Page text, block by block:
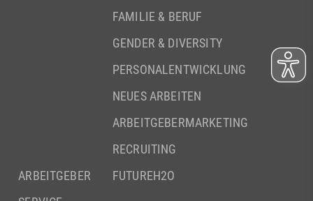
ARBEITGEBER
FAMILIE & BERUF
GENDER & DIVERSITY
PERSONALENTWICKLUNG
NEUES ARBEITEN
ARBEITGEBERMARKETING
RECRUITING
FUTUREH2O